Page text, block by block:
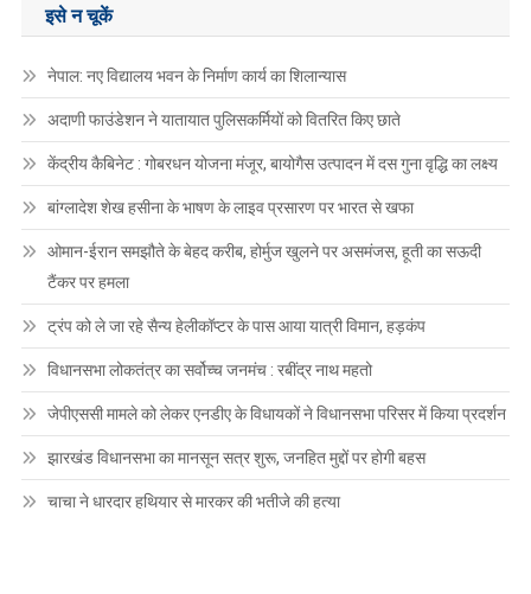
इसे न चूकें
नेपाल: नए विद्यालय भवन के निर्माण कार्य का शिलान्यास
अदाणी फाउंडेशन ने यातायात पुलिसकर्मियों को वितरित किए छाते
केंद्रीय कैबिनेट : गोबरधन योजना मंजूर, बायोगैस उत्पादन में दस गुना वृद्धि का लक्ष्य
बांग्लादेश शेख हसीना के भाषण के लाइव प्रसारण पर भारत से खफा
ओमान-ईरान समझौते के बेहद करीब, होर्मुज खुलने पर असमंजस, हूती का सऊदी
टैंकर पर हमला
ट्रंप को ले जा रहे सैन्य हेलीकॉप्टर के पास आया यात्री विमान, हड़कंप
विधानसभा लोकतंत्र का सर्वोच्च जनमंच : रबींद्र नाथ महतो
जेपीएससी मामले को लेकर एनडीए के विधायकों ने विधानसभा परिसर में किया प्रदर्शन
झारखंड विधानसभा का मानसून सत्र शुरू, जनहित मुद्दों पर होगी बहस
चाचा ने धारदार हथियार से मारकर की भतीजे की हत्या